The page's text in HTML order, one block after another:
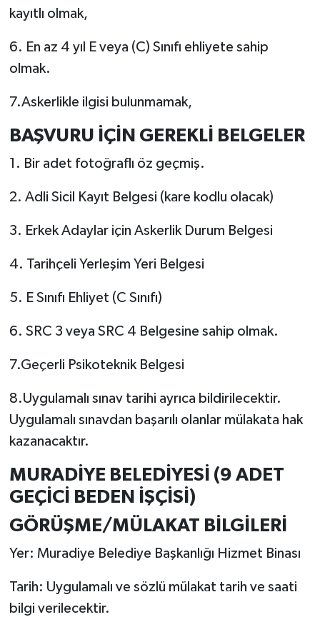
kayıtlı olmak,
6. En az 4 yıl E veya (C) Sınıfı ehliyete sahip
olmak.
7.Askerlikle ilgisi bulunmamak,
BAŞVURU İÇİN GEREKLİ BELGELER
1. Bir adet fotoğraflı öz geçmiş.
2. Adli Sicil Kayıt Belgesi (kare kodlu olacak)
3. Erkek Adaylar için Askerlik Durum Belgesi
4. Tarihçeli Yerleşim Yeri Belgesi
5. E Sınıfı Ehliyet (C Sınıfı)
6. SRC 3 veya SRC 4 Belgesine sahip olmak.
7.Geçerli Psikoteknik Belgesi
8.Uygulamalı sınav tarihi ayrıca bildirilecektir.
Uygulamalı sınavdan başarılı olanlar mülakata hak
kazanacaktır.
MURADİYE BELEDİYESİ (9 ADET
GEÇİCİ BEDEN İŞÇİSİ)
GÖRÜŞME/MÜLAKAT BİLGİLERİ
Yer: Muradiye Belediye Başkanlığı Hizmet Binası
Tarih: Uygulamalı ve sözlü mülakat tarih ve saati
bilgi verilecektir.